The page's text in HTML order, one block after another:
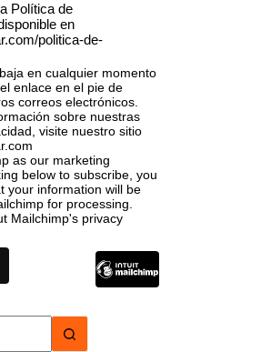
Política de
en
politica-de-
en cualquier momento
enlace en el pie de
correos electrónicos.
sobre nuestras
visite nuestro sitio
as our marketing
below to subscribe, you
your information will be
for processing.
Mailchimp's privacy